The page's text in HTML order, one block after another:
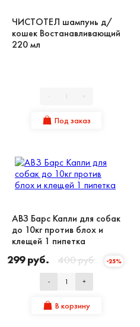
ЧИСТОТЕЛ шампунь д/
кошек Востанавливающий
220 мл
- +
Под заказ
АВЗ Барс Капли для собак
до 10кг против блох и
клещей 1 пипетка
299 руб. 400 руб. -25%
- +
В корзину